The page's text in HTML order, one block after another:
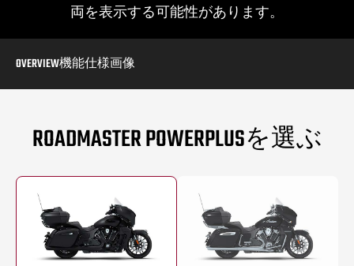
両を表示する可能性があります。
OVERVIEW機能仕様画像
ROADMASTER POWERPLUSを選ぶ